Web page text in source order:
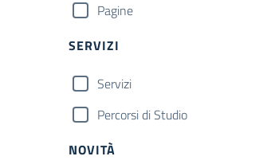
Pagine
SERVIZI
Servizi
Percorsi di Studio
NOVITÀ